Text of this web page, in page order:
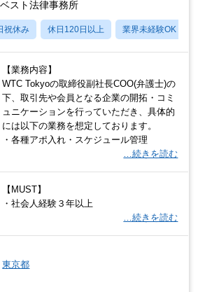
スト法律事務所
祝休み 休日120日以上 業界未経験OK
【業務内容】
WTC Tokyoの取締役副社長COO(弁護士)の
下、取引先や会員となる企業の開拓・コミ
ュニケーションを行っていただき、具体的
には以下の業務を想定しております。
・各種アポ入れ・スケジュール管理
…続きを読む
【MUST】
・社会人経験３年以上
…続きを読む
東京都